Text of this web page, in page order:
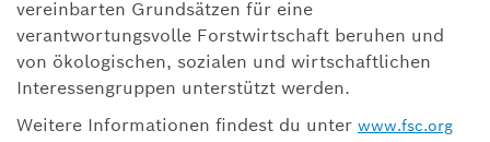
vereinbarten Grundsätzen für eine
verantwortungsvolle Forstwirtschaft beruhen und
von ökologischen, sozialen und wirtschaftlichen
Interessengruppen unterstützt werden.
Weitere Informationen findest du unter www.fsc.org